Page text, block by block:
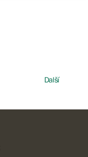
Další